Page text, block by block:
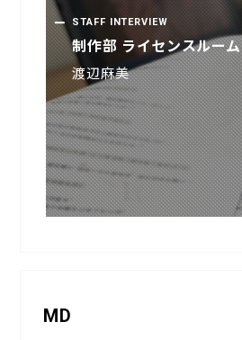
STAFF INTERVIEW
制作部 ライセンスルーム
渡辺麻美
STAFF INTERVIEW
制作部 ライセンスルーム
渡辺麻美
MD